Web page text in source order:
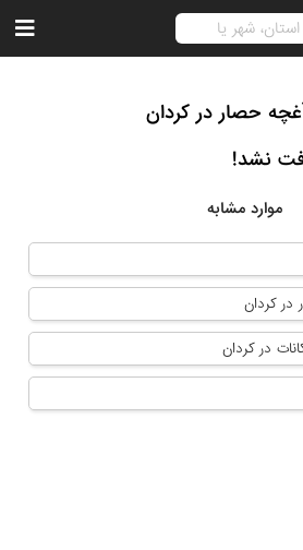
حصار در کردان
نشد!
موارد مشابه
در کردان
در کردان